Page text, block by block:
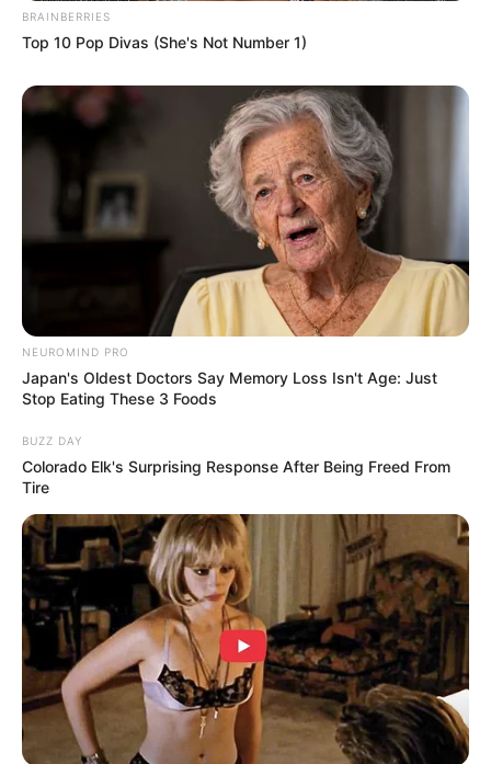
terpendam kepadanya.
Yoon Shi Yoon sebagai Tuan Nice Paper
T (Original Soundtrack)
https://youtu.be/9k6WT57r2oo
TAGS DRAMA KOREA
BRAINBERRIES
Top 10 Pop Divas (She's Not Number 1)
NEUROMIND PRO
Japan's Oldest Doctors Say Memory Loss Isn't Age: Just
Stop Eating These 3 Foods
BUZZ DAY
Colorado Elk's Surprising Response After Being Freed From
Tire